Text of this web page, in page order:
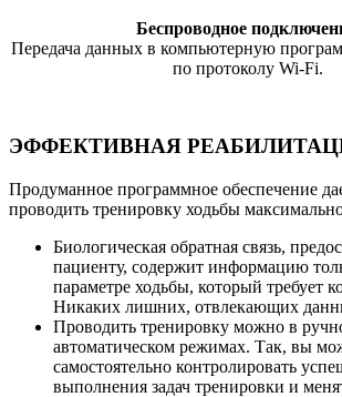
Беспроводное
Передача данных в компьютерную
по протоколу Wi-Fi.
ЭФФЕКТИВНАЯ
Продуманное программное обеспечение
проводить тренировку ходьбы
Биологическая обратная связь,
пациенту, содержит информацию
параметре ходьбы, который требует
Никаких лишних, отвлекающих
Проводить тренировку можно в
автоматическом режимах. Так, вы
самостоятельно контролировать
выполнения задач тренировки и